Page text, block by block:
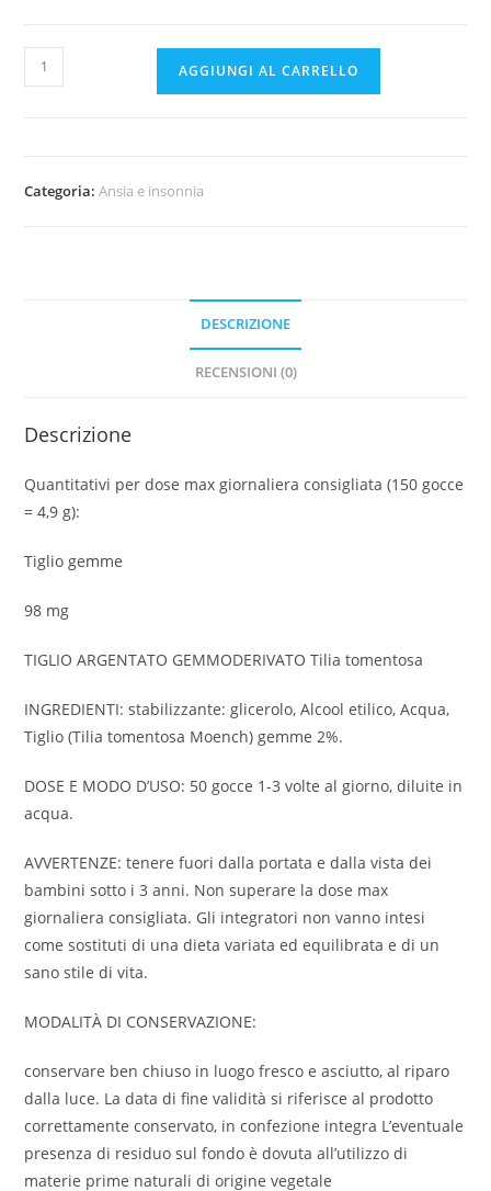
Mirti
&
(Tilia
AGGIUNGI AL CARRELLO
Categoria:Ansia e insonnia
DESCRIZIONE
RECENSIONI (0)
Descrizione
Quantitativi per dose max giornaliera consigliata (150 gocce
= 4,9 g):
Tiglio gemme
98 mg
TIGLIO ARGENTATO GEMMODERIVATO Tilia tomentosa
INGREDIENTI: stabilizzante: glicerolo, Alcool etilico, Acqua,
Tiglio (Tilia tomentosa Moench) gemme 2%.
DOSE E MODO D’USO: 50 gocce 1-3 volte al giorno, diluite in
acqua.
AVVERTENZE: tenere fuori dalla portata e dalla vista dei
bambini sotto i 3 anni. Non superare la dose max
giornaliera consigliata. Gli integratori non vanno intesi
come sostituti di una dieta variata ed equilibrata e di un
sano stile di vita.
MODALITÀ DI CONSERVAZIONE:
conservare ben chiuso in luogo fresco e asciutto, al riparo
dalla luce. La data di fine validità si riferisce al prodotto
correttamente conservato, in confezione integra L’eventuale
presenza di residuo sul fondo è dovuta all’utilizzo di
materie prime naturali di origine vegetale